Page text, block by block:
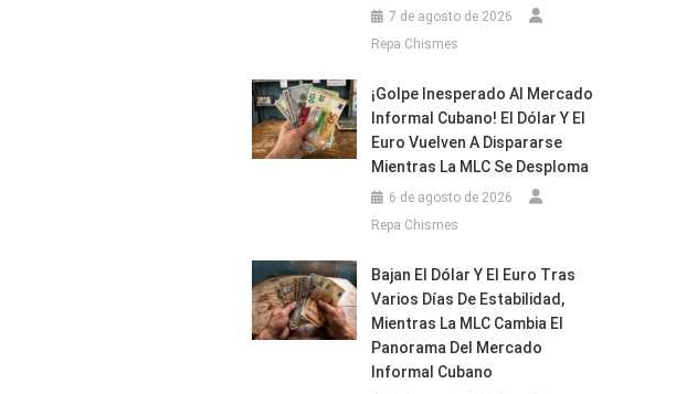
7 de agosto de 2026
Repa Chismes
¡Golpe Inesperado Al Mercado
Informal Cubano! El Dólar Y El
Euro Vuelven A Dispararse
Mientras La MLC Se Desploma
6 de agosto de 2026
Repa Chismes
Bajan El Dólar Y El Euro Tras
Varios Días De Estabilidad,
Mientras La MLC Cambia El
Panorama Del Mercado
Informal Cubano